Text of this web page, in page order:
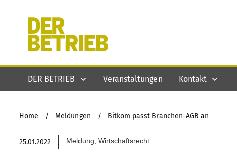
DER BETRIEB Veranstaltungen Kontakt
Home / Meldungen / Bitkom passt Branchen-AGB an
25.01.2022 Meldung, Wirtschaftsrecht